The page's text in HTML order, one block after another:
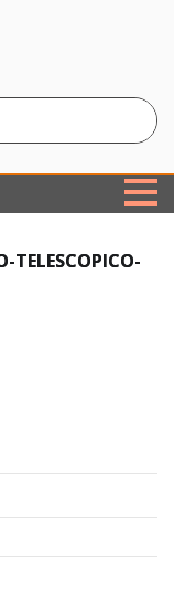
TELESCOPICO-